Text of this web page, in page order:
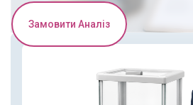
Замовити Аналіз